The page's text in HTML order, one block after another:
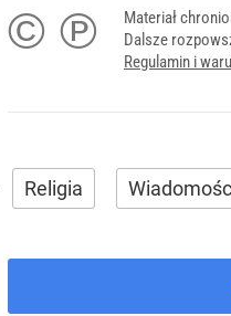
© ℗
Materiał
Dalsze
Regulamin i
Religia